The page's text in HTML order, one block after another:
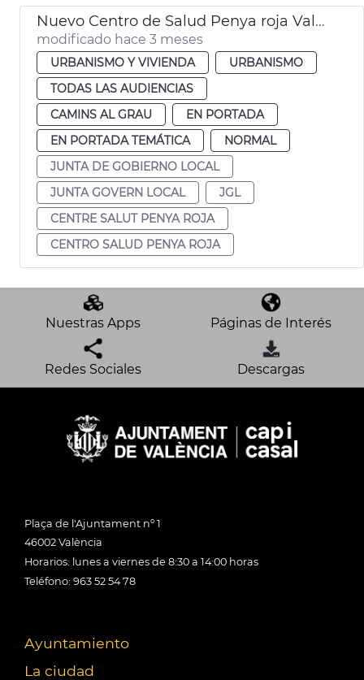
Nuevo Centro de Salud Penya roja València
modificado hace 3 meses
URBANISMO Y VIVIENDA
URBANISMO
TODAS LAS AUDIENCIAS
CAMINS AL GRAU
EN PORTADA
EN PORTADA TEMÁTICA
NORMAL
JUNTA DE GOBIERNO LOCAL
JUNTA GOVERN LOCAL
JGL
CENTRE SALUT PENYA ROJA
CENTRO SALUD PENYA ROJA
Nuestras Apps Páginas de Interés
Redes Sociales Descargas
Plaça de l'Ajuntament nº 1
46002 València
Horarios: lunes a viernes de 8:30 a 14:00 horas
Teléfono: 963 52 54 78
Ayuntamiento
La ciudad